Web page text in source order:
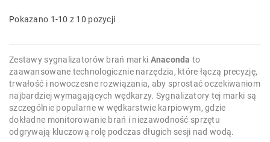
Pokazano 1-10 z 10 pozycji
Zestawy sygnalizatorów brań marki Anaconda to
zaawansowane technologicznie narzędzia, które łączą precyzję,
trwałość i nowoczesne rozwiązania, aby sprostać oczekiwaniom
najbardziej wymagających wędkarzy. Sygnalizatory tej marki są
szczególnie popularne w wędkarstwie karpiowym, gdzie
dokładne monitorowanie brań i niezawodność sprzętu
odgrywają kluczową rolę podczas długich sesji nad wodą.